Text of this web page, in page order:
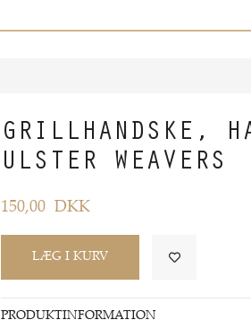
GRILLHANDSKE,
ULSTER WEAVERS
150,00 DKK
PRODUKTINFORMATION